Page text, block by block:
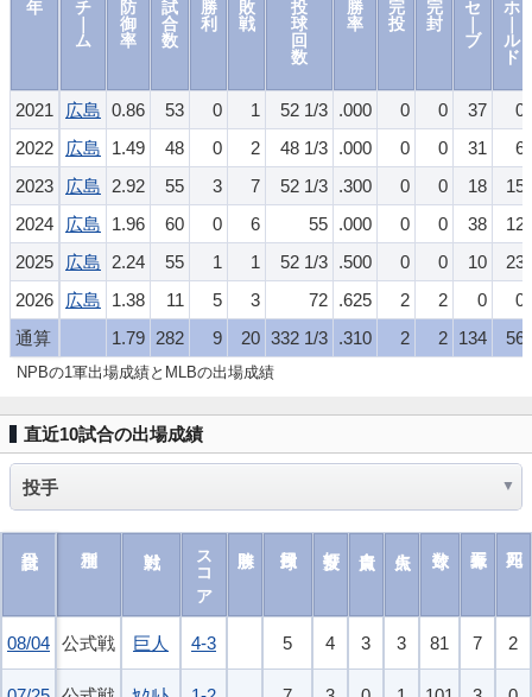
年
2021
2022
2023
2024
2025
2026
通算
チ
ム
防
御
率
試
合
数
勝
利
敗
戦
投
球
回
数
勝
率
完
投
完
封
セ
ブ
ホ
ル
ド
広島 0.86 53 0 1 52 1/3 .000 0 0 37
0
広島
1.49 48 0 2 48 1/3 .000 0 0 31
6
広島
2.92 55 3 7 52 1/3 .300 0 0 18
15
広島
1.96 60 0 6 55 .000 0 0 38
12
広島
2.24 55 1 1 52 1/3 .500 0 0 10
23
広島
1.38 11 5 3 72 .625 2 2 0
0
1.79 282 9 20 332 1/3 .310 2 2 134 56
NPBの1軍出場成績とMLBの出場成績
直近10試合の出場成績
08/04
スコア
08/04 公式戦 巨人 4-3 5 4 3 3 81 7 2